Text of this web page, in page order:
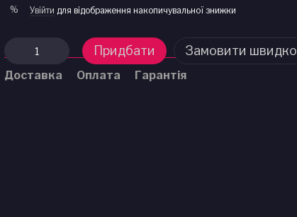
% Увійти для відображення накопичувальної знижки
Придбати Замовити швидко
Доставка Оплата Гарантія